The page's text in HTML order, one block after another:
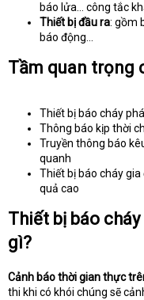
báo lửa… công tắc
Thiết bị đầu ra: gồm
báo động…
Tầm quan trọng
Thiết bị báo cháy
Thông báo kịp thời
Truyền thông báo
quanh
Thiết bị báo cháy
quả cao
Thiết bị báo
gì?
Cảnh báo thời gian thực
thi khi có khói chúng sẽ